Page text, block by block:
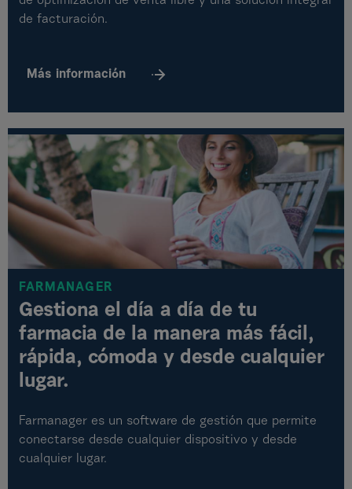
de facturación.
Más información
FARMANAGER
Gestiona el día a día de tu
farmacia de la manera más fácil,
rápida, cómoda y desde cualquier
lugar.
Farmanager es un software de gestión que permite
conectarse desde cualquier dispositivo y desde
cualquier lugar.